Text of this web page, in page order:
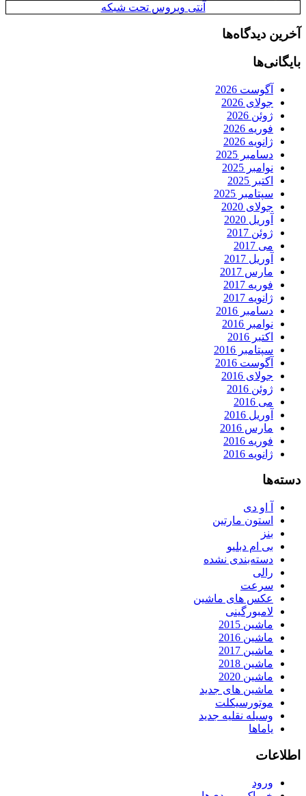
آنتی ویروس تحت شبکه
آخرین دیدگاه‌ها
بایگانی‌ها
آگوست 2026
جولای 2026
ژوئن 2026
فوریه 2026
ژانویه 2026
دسامبر 2025
نوامبر 2025
اکتبر 2025
سپتامبر 2025
جولای 2020
آوریل 2020
ژوئن 2017
می 2017
آوریل 2017
مارس 2017
فوریه 2017
ژانویه 2017
دسامبر 2016
نوامبر 2016
اکتبر 2016
سپتامبر 2016
آگوست 2016
جولای 2016
ژوئن 2016
می 2016
آوریل 2016
مارس 2016
فوریه 2016
ژانویه 2016
دسته‌ها
آ او دی
استون مارتین
بنز
بی ام دبلیو
دسته‌بندی نشده
رالی
سرعت
عکس های ماشین
لامبورگینی
ماشین 2015
ماشین 2016
ماشین 2017
ماشین 2018
ماشین 2020
ماشین های جدید
موتورسیکلت
وسیله نقلیه جدید
یاماها
اطلاعات
ورود